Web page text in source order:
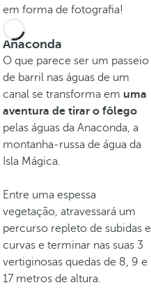
em forma de fotografia!
Anaconda
O que parece ser um passeio
de barril nas águas de um
canal se transforma em uma
aventura de tirar o fôlego
pelas águas da Anaconda, a
montanha-russa de água da
Isla Mágica.
Entre uma espessa
vegetação, atravessará um
percurso repleto de subidas e
curvas e terminar nas suas 3
vertiginosas quedas de 8, 9 e
17 metros de altura.